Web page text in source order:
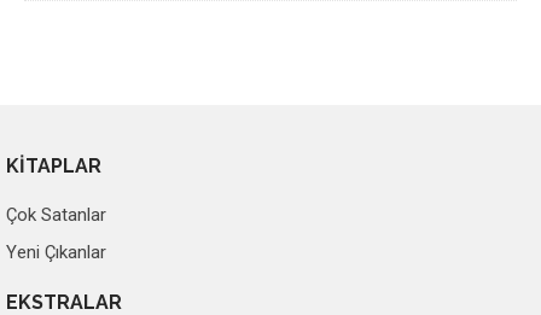
KİTAPLAR
Çok Satanlar
Yeni Çıkanlar
EKSTRALAR